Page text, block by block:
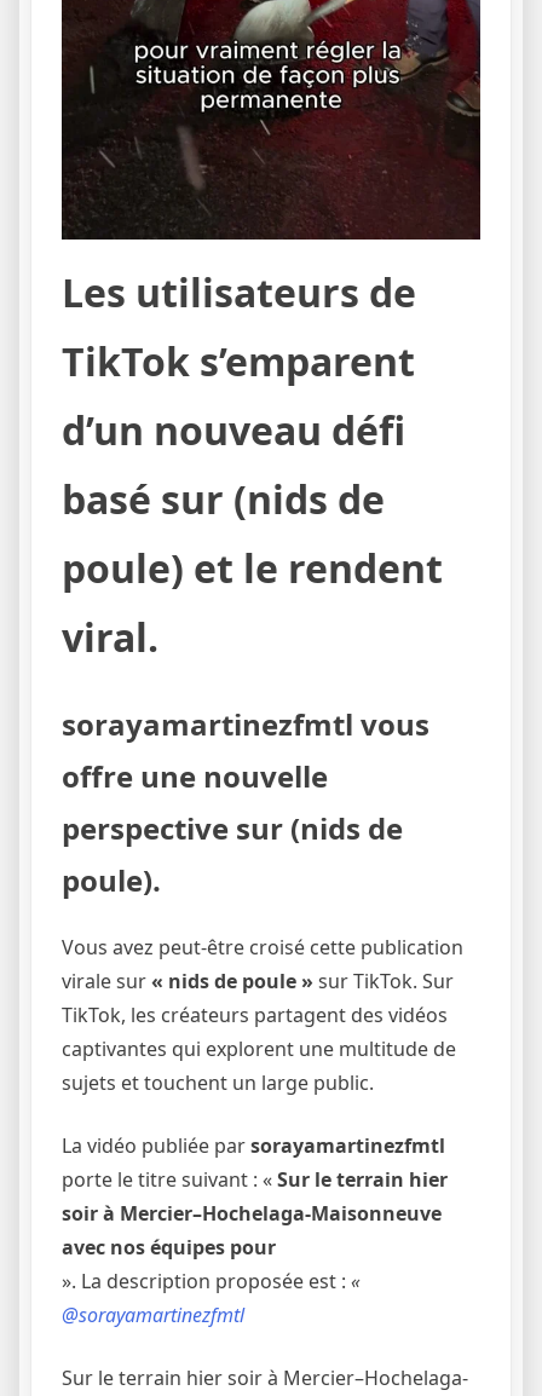
Les utilisateurs de
TikTok s’emparent
d’un nouveau défi
basé sur (nids de
poule) et le rendent
viral.
sorayamartinezfmtl vous
offre une nouvelle
perspective sur (nids de
poule).
Vous avez peut-être croisé cette publication
virale sur« nids de poule » sur TikTok. Sur
TikTok, les créateurs partagent des vidéos
captivantes qui explorent une multitude de
sujets et touchent un large public.
La vidéo publiée parsorayamartinezfmtl
porte le titre suivant : «Sur le terrain hier
soir à Mercier–Hochelaga-Maisonneuve
avec nos équipes pour
». La description proposée est : «
@sorayamartinezfmtl
Sur le terrain hier soir à Mercier–Hochelaga-